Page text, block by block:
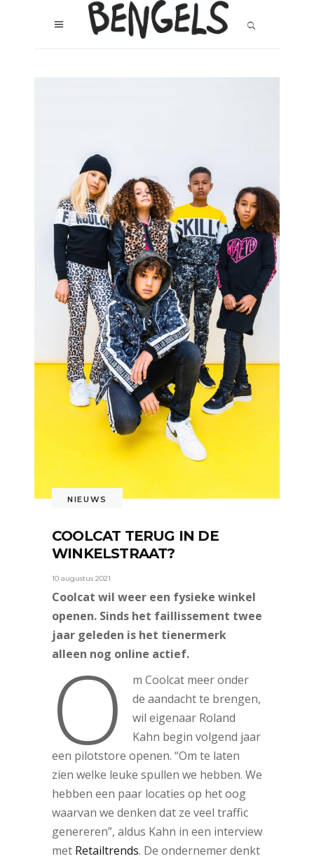
NIEUWS
COOLCAT TERUG IN DE
WINKELSTRAAT?
10 augustus 2021
Coolcat wil weer een fysieke winkel
openen. Sinds het faillissement twee
jaar geleden is het tienermerk
alleen nog online actief.
O
m Coolcat meer onder
de aandacht te brengen,
wil eigenaar Roland
Kahn begin volgend jaar
een pilotstore openen. “Om te laten
zien welke leuke spullen we hebben. We
hebben een paar locaties op het oog
waarvan we denken dat ze veel traffic
genereren”, aldus Kahn in een interview
met Retailtrends. De ondernemer denkt